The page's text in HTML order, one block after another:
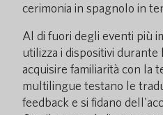
cerimonia in spagnolo in
Al di fuori degli eventi più
utilizza i dispositivi durante
acquisire familiarità con la
multilingue testano le
feedback e si fidano